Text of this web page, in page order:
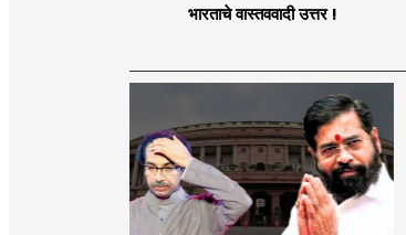
भारताचे वास्तववादी उत्तर !